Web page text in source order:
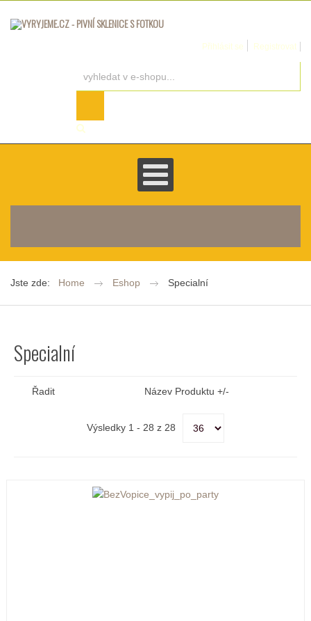
Přihlásit se Registrovat
košík je prázdný
Jste zde:
Home Eshop Specialní
Specialní
Řadit Název Produktu +/-
Výsledky 1 - 28 z 28